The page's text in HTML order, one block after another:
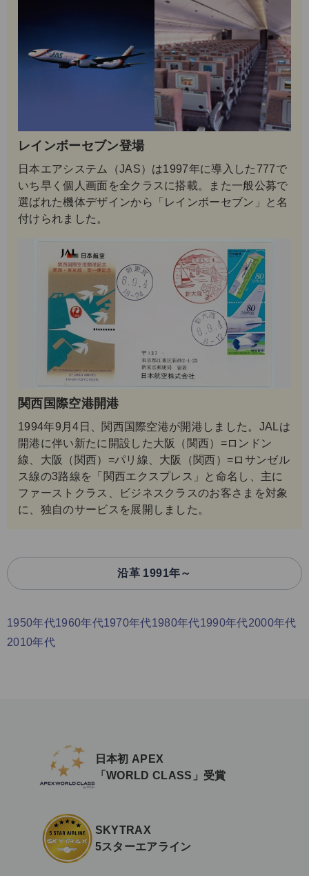
レインボーセブン登場
日本エアシステム（JAS）は1997年に導入した777で
いち早く個人画面を全クラスに搭載。また一般公募で
選ばれた機体デザインから「レインボーセブン」と名
付けられました。
関西国際空港開港
1994年9月4日、関西国際空港が開港しました。JALは
開港に伴い新たに開設した大阪（関西）=ロンドン
線、大阪（関西）=パリ線、大阪（関西）=ロサンゼル
ス線の3路線を「関西エクスプレス」と命名し、主に
ファーストクラス、ビジネスクラスのお客さまを対象
に、独自のサービスを展開しました。
沿革 1991年～
1950年代1960年代1970年代1980年代1990年代2000年代
2010年代
日本初 APEX
「WORLD CLASS」受賞
SKYTRAX
5スターエアライン